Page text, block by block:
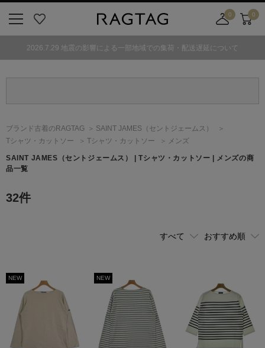
気
0
舗
カ
ト
0
2026.7.29 地震の影響による一部地域での集荷・配送遅延について
ブランド古着のRAGTAG SAINT JAMES （セントジェームス）
Tシャツ・カットソー
Tシャツ・カットソー メンズ
SAINT JAMES （セントジェームス）
| Tシャツ・カットソー | メンズの商
品一覧
32件
NEW NEW